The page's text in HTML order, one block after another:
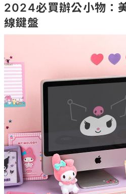
2024必買辦公小物：
線鍵盤